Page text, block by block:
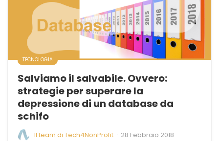
TECNOLOGIA
Salviamo il salvabile. Ovvero:
strategie per superare la
depressione di un database da
schifo
Il team di Tech4NonProfit · 28 Febbraio 2018